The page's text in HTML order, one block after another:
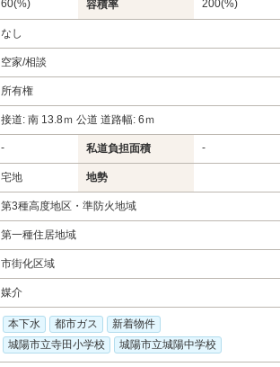
60(%) 容積率 200(%)
なし
空家/相談
所有権
接道: 南 13.8ｍ 公道 道路幅: 6ｍ
- 私道負担面積 -
宅地 地勢
第3種高度地区・準防火地域
第一種住居地域
市街化区域
媒介
本下水 都市ガス
新着物件
城陽市立寺田小学校
城陽市立城陽中学校